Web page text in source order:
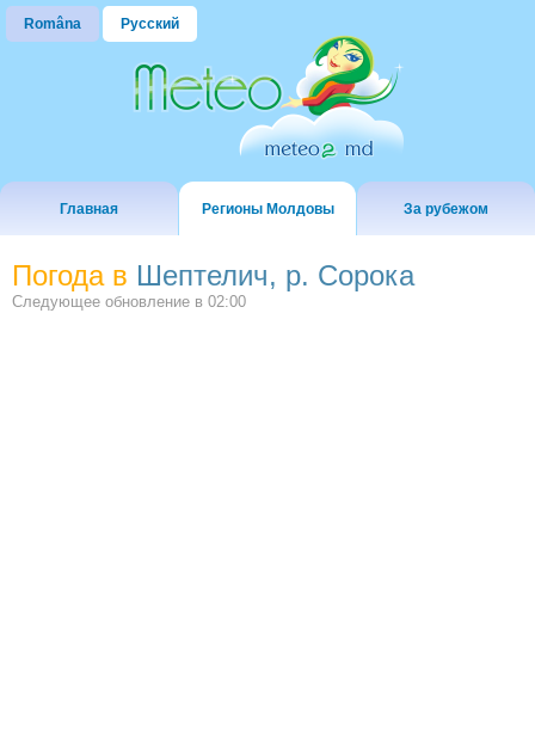
Româna Русский
Главная Регионы Молдовы За рубежом
Погода в Шептелич, р. Сорока
Следующее обновление в 02:00